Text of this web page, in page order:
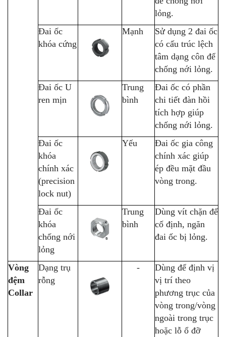
lỏng.
Đai ốc
khóa cứng
Mạnh
Sử dụng 2 đai ốc
có cấu trúc lệch
tâm dạng côn để
chống nới lỏng.
Đai ốc U
ren mịn
Trung
bình
Đai ốc có phần
chi tiết đàn hồi
tích hợp giúp
chống nới lỏng.
Đai ốc
khóa
chính xác
(precision
lock nut)
Yếu
Đai ốc gia công
chính xác giúp
ép đều mặt đầu
vòng trong.
Đai ốc
khóa
chống nới
lỏng
Trung
bình
Dùng vít chặn để
cố định, ngăn
đai ốc bị lỏng.
Vòng
đệm
Collar
Dạng trụ
rỗng
-
Dùng để định vị
vị trí theo
phương trục của
vòng trong/vòng
ngoài trong trục
hoặc lỗ ổ đỡ